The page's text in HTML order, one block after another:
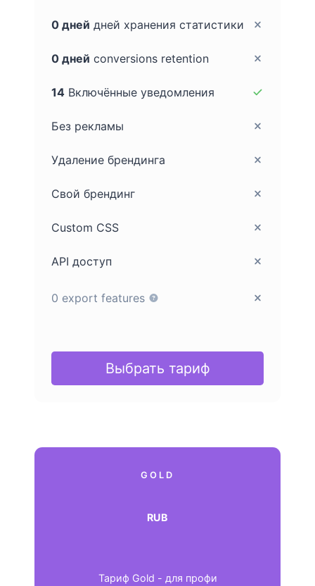
0 дней дней хранения статистики
0 дней conversions retention
14 Включённые уведомления
Без рекламы
Удаление брендинга
Свой брендинг
Custom CSS
API доступ
0 export features
Выбрать тариф
GOLD
RUB
Тариф Gold - для профи